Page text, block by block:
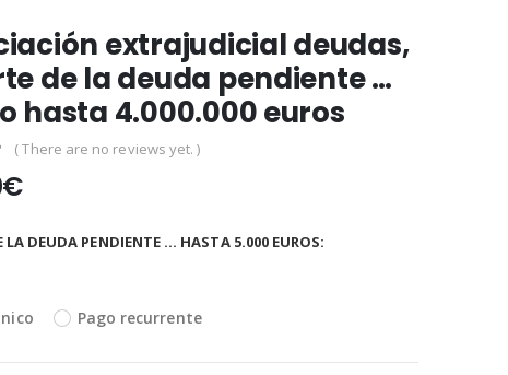
extrajudicial deudas,
de la deuda pendiente …
hasta 4.000.000 euros
( There are no reviews yet. )
€
LA DEUDA PENDIENTE … HASTA 5.000 EUROS
Pago recurrente